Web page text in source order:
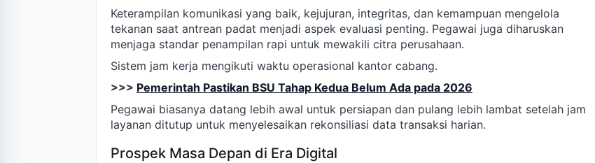
Keterampilan komunikasi yang baik, kejujuran, integritas, dan kemampuan mengelola
tekanan saat antrean padat menjadi aspek evaluasi penting. Pegawai juga diharuskan
menjaga standar penampilan rapi untuk mewakili citra perusahaan.
Sistem jam kerja mengikuti waktu operasional kantor cabang.
>>> Pemerintah Pastikan BSU Tahap Kedua Belum Ada pada 2026
Pegawai biasanya datang lebih awal untuk persiapan dan pulang lebih lambat setelah jam
layanan ditutup untuk menyelesaikan rekonsiliasi data transaksi harian.
Prospek Masa Depan di Era Digital